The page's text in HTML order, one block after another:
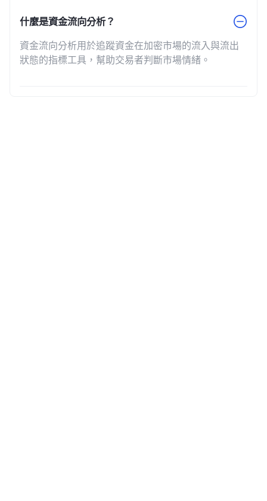
什麼是資金流向分析？
資金流向分析用於追蹤資金在加密市場的流入與流出
狀態的指標工具，幫助交易者判斷市場情緒。